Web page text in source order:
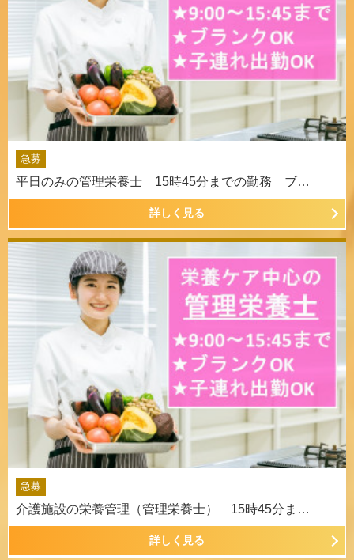
急募
平日のみの管理栄養士 15時45分までの勤務 ブ…
詳しく見る
急募
介護施設の栄養管理（管理栄養士） 15時45分ま…
詳しく見る